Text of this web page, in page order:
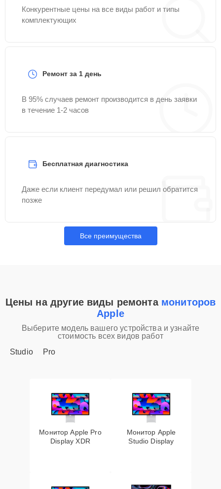
Конкурентные цены на все виды работ и типы
комплектующих
Ремонт за 1 день
В 95% случаев ремонт производится в день заявки
в течение 1-2 часов
Бесплатная диагностика
Даже если клиент передумал или решил обратится
позже
Все преимущества
Цены на другие виды ремонта мониторов
Apple
Выберите модель вашего устройства и узнайте
стоимость всех видов работ
Studio
Pro
Монитор Apple Pro
Display XDR
Монитор Apple
Studio Display